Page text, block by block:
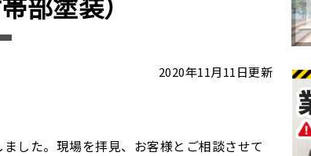
2020年11月11日更新
した。現場を拝見、お客様とご相談させて